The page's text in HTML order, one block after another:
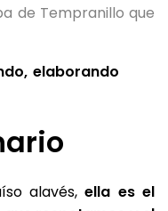
de Tempranillo que
elaborando
alavés,ella es el